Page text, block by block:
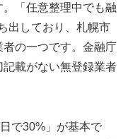
「任意整理中でも融
出しており、札幌市
の一つです。金融庁
載がない無登録業者
で30%」が基本で